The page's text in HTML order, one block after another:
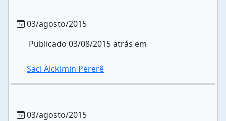
03/agosto/2015
Publicado 03/08/2015 atrás em
Saci Alckimin Pererê
03/agosto/2015